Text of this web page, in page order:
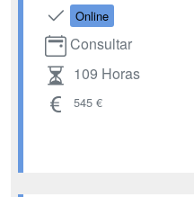
Online
Consultar
109 Horas
545 €